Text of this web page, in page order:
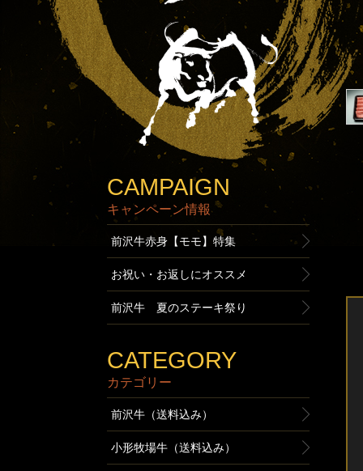
CAMPAIGN
キャンペーン情報
前沢牛赤身【モモ】特集
お祝い・お返しにオススメ
前沢牛 夏のステーキ祭り
CATEGORY
カテゴリー
前沢牛（送料込み）
小形牧場牛（送料込み）